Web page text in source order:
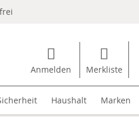
Anmelden Merkliste
Haushalt Marken